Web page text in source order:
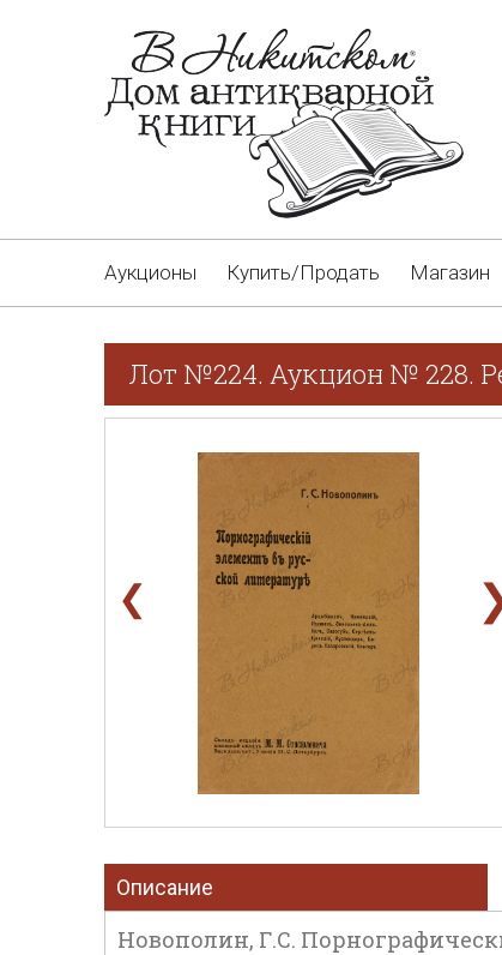
Аукционы Купить/Продать Магазин
Лот №224. Аукцион № 228.
❮
Описание
Новополин, Г.С.